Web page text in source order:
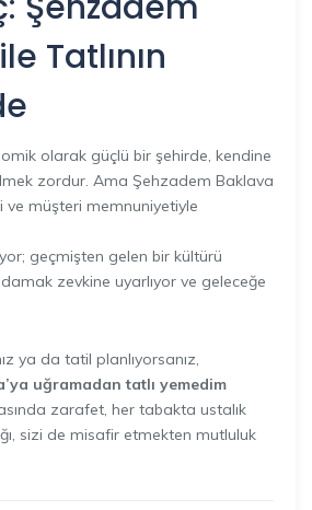
Tatlının
olarak güçlü bir şehirde, kendine
zordur. Ama Şehzadem Baklava
ve müşteri memnuniyetiyle
geçmişten gelen bir kültürü
zevkine uyarlıyor ve geleceğe
ya da tatil planlıyorsanız,
uğramadan tatlı yemedim
zarafet, her tabakta ustalık
sizi de misafir etmekten mutluluk